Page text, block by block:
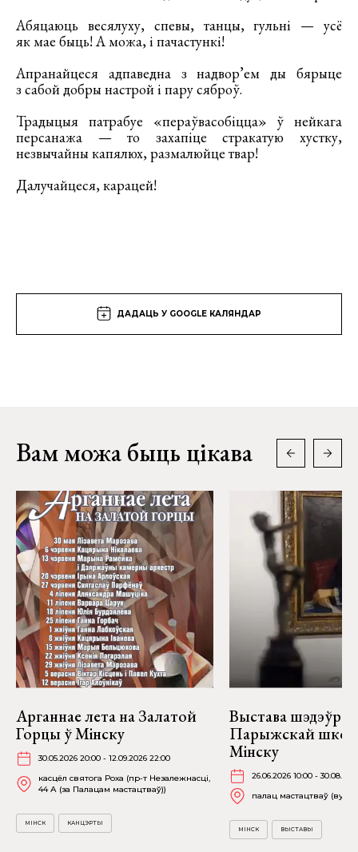
Абяцаюць весялуху, спевы, танцы, гульні — усё
як мае быць! А можа, і пачастункі!
Апранайцеся адпаведна з надвор’ем ды бярыце
з сабой добры настрой і пару сяброў.
Традыцыя патрабуе «пераўвасобіцца» ў нейкага
персанажа — то захапіце стракатую хустку,
незвычайны капялюх, размалюйце твар!
Далучайцеся, карацей!
ДАДАЦЬ У GOOGLE КАЛЯНДАР
Вам можа быць цікава
Арганнае лета на Залатой
Горцы ў Мінску
30.05.2026 20:00 - 12.09.2026 22:00
касцёл святога Роха (пр-т Незалежнасці,
44 А (за Палацам мастацтваў))
МІНСК КАНЦЭРТЫ
Выстава шэдэўраў
Парыжскай
Мінску
26.06.2026 10:00 -
палац мастацтваў (вул.
МІНСК ВЫСТАВЫ